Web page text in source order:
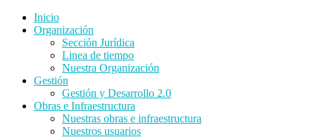
Inicio
Organización
Sección Jurídica
Linea de tiempo
Nuestra Organización
Gestión
Gestión y Desarrollo 2.0
Obras e Infraestructura
Nuestras obras e infraestructura
Nuestros usuarios